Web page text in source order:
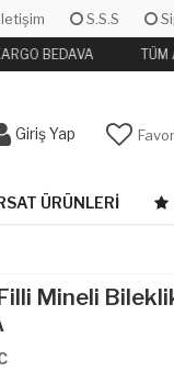
S.S.S
BEDAVA TÜM
Giriş Yap
ÜRÜNLERI
Mineli